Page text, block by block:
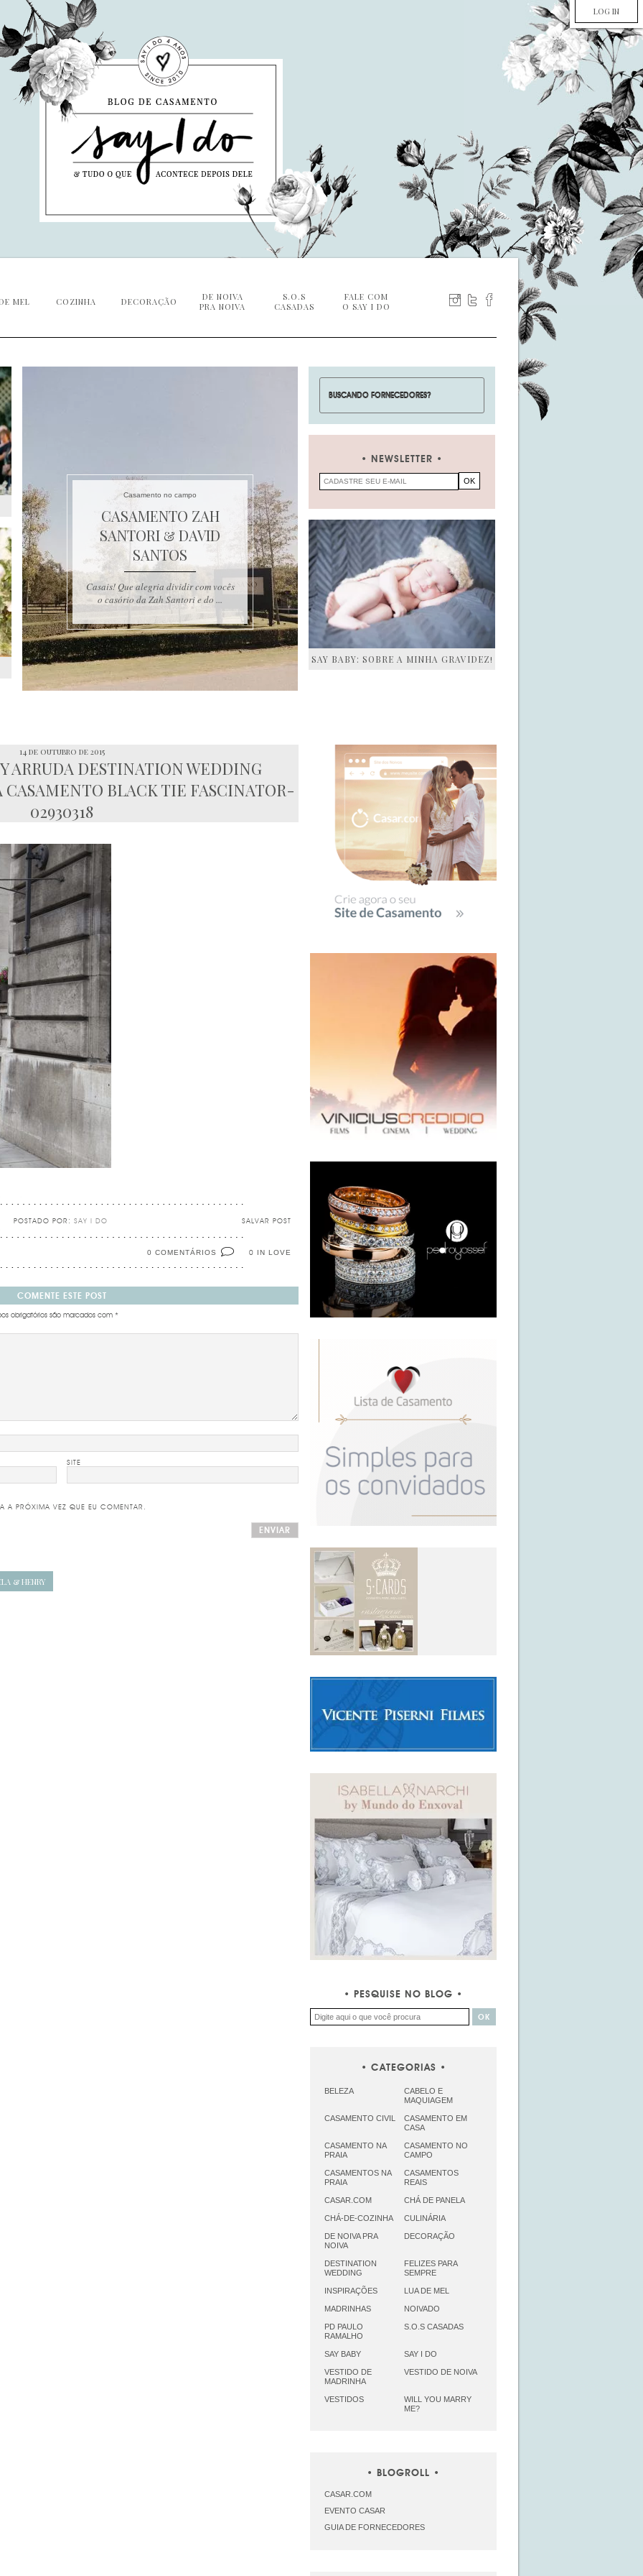
LOG IN
MEL COZINHA DECORAÇÃO
DE NOIVA
PRA NOIVA
S.O.S
CASADAS
FALE COM
O SAY I DO
Casamento no campo
CASAMENTO ZAH
SANTORI & DAVID
SANTOS
Casais! Que alegria dividir com vocês
o casório da Zah Santori e do ...
NEWSLETTER
SAY BABY: SOBRE A MINHA GRAVIDEZ!
14 de outubro de 2015
ARRUDA DESTINATION WEDDING
CASAMENTO BLACK TIE FASCINATOR-
02930318
SALVAR POST
POSTADO POR: SAY I DO
0 IN LOVE
0 COMENTÁRIOS
COMENTE ESTE POST
obrigatórios são marcados com *
SITE
A PRÓXIMA VEZ QUE EU COMENTAR.
& HENRY
SIDEBAR
PESQUISE NO BLOG
CATEGORIAS
BELEZA
CABELO E
MAQUIAGEM
CASAMENTO CIVIL
CASAMENTO EM
CASA
CASAMENTO NA
PRAIA
CASAMENTO NO
CAMPO
CASAMENTOS NA
PRAIA
CASAMENTOS
REAIS
CASAR.COM CHÁ DE PANELA
CHÁ-DE-COZINHA CULINÁRIA
DE NOIVA PRA
NOIVA
DECORAÇÃO
DESTINATION
WEDDING
FELIZES PARA
SEMPRE
INSPIRAÇÕES LUA DE MEL
MADRINHAS NOIVADO
PD PAULO
RAMALHO
S.O.S CASADAS
SAY BABY SAY I DO
VESTIDO DE
MADRINHA
VESTIDO DE NOIVA
VESTIDOS
WILL YOU MARRY
ME?
BLOGROLL
CASAR.COM
EVENTO CASAR
GUIA DE FORNECEDORES